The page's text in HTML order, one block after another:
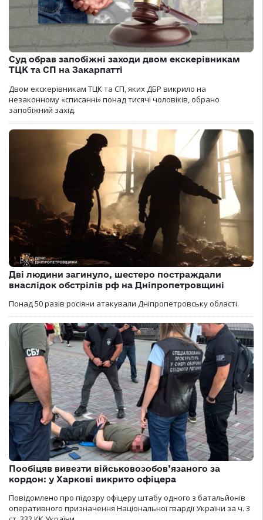
Суд обрав запобіжні заходи двом екскерівникам
ТЦК та СП на Закарпатті
Двом екскерівникам ТЦК та СП, яких ДБР викрило на
незаконному «списанні» понад тисячі чоловіків, обрано
запобіжний захід.
Дві людини загинуло, шестеро постраждали
внаслідок обстрілів рф на Дніпропетровщині
Понад 50 разів росіяни атакували Дніпропетровську області.
Пообіцяв вивезти військовозобов’язаного за
кордон: у Харкові викрито офіцера
Повідомлено про підозру офіцеру штабу одного з батальйонів
оперативного призначення Національної гвардії України за ч. 3